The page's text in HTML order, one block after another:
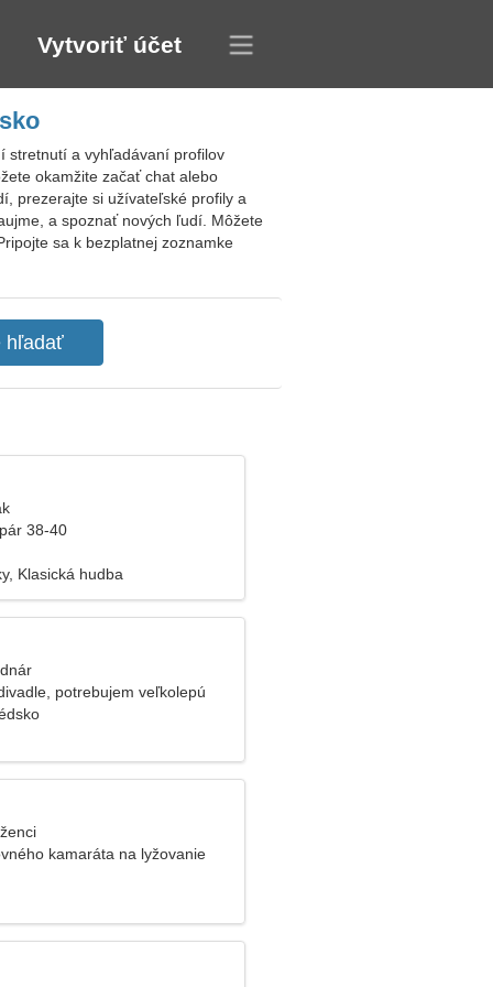
Vytvoriť účet
stretnutí a vyhľadávaní profilov
okamžite začať chat alebo
prezerajte si užívateľské profily a
a spoznať nových ľudí. Môžete
sa k bezplatnej zoznamke
38-40
Klasická hudba
potrebujem veľkolepú
kamaráta na lyžovanie